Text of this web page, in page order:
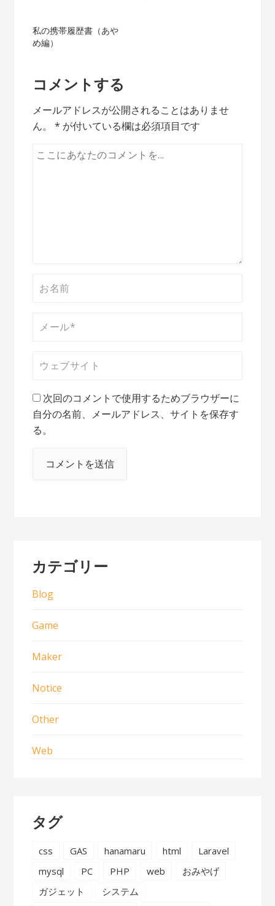
投
ナ
ビ
ゲ
ー
私の携帯履歴書（あや
め編）
コメントする
メールアドレスが公開されることはありませ
ん。
* が付いている欄は必須項目です
次回のコメントで使用するためブラウザーに
自分の名前、メールアドレス、サイトを保存す
る。
カテゴリー
Blog
Game
Maker
Notice
Other
Web
タグ
css GAS hanamaru html
Laravel
mysql
PC PHP web
おみやげ
ガジェット
システム